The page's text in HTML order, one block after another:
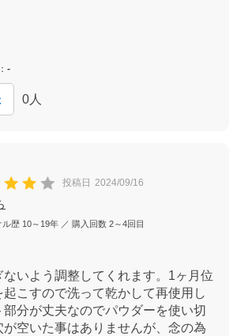
-
0 人
投稿日 2024/09/16
ル歴 10～19年 ／ 購入回数 2～4回目
いよう調整してくれます。1ヶ月位
こすので洗って乾かして再使用し
分が丈夫なのでパウダーを使い切
が空いた事はありませんが、念の為